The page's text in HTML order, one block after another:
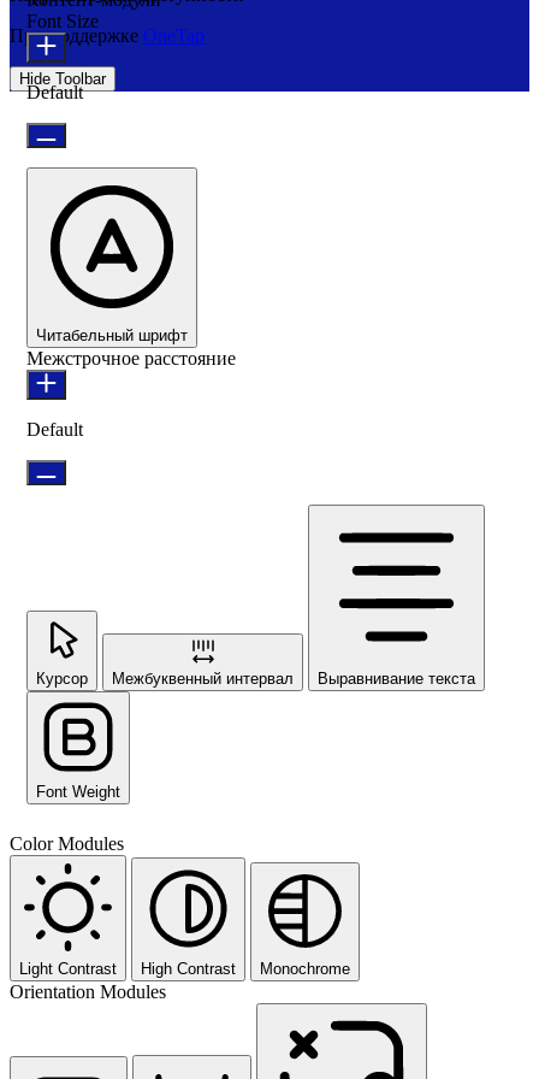
При поддержке OneTap
Hide Toolbar
Font Size
Default
Читабельный шрифт
Межстрочное расстояние
Default
Курсор Межбуквенный интервал Выравнивание текста
Font Weight
Color Modules
Light Contrast High Contrast Monochrome
Orientation Modules